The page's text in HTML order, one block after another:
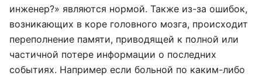
инженер?» являются нормой. Также из-за ошибок,
возникающих в коре головного мозга, происходит
переполнение памяти, приводящей к полной или
частичной потере информации о последних
событиях. Например если больной по каким-либо